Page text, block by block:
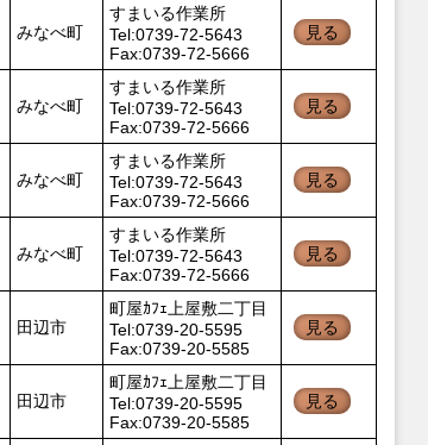
みなべ町
すまいる作業所
Tel:0739-72-5643
Fax:0739-72-5666
見る
みなべ町
すまいる作業所
Tel:0739-72-5643
Fax:0739-72-5666
見る
みなべ町
すまいる作業所
Tel:0739-72-5643
Fax:0739-72-5666
見る
みなべ町
すまいる作業所
Tel:0739-72-5643
Fax:0739-72-5666
見る
田辺市
町屋ｶﾌｪ上屋敷二丁目
Tel:0739-20-5595
Fax:0739-20-5585
見る
田辺市
町屋ｶﾌｪ上屋敷二丁目
Tel:0739-20-5595
Fax:0739-20-5585
見る